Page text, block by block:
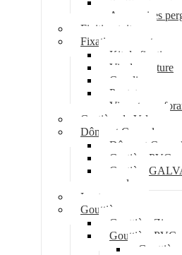
Accessoires
Finition toiture
Fixation couverture
Kit de fixation
Vis de couture
Cavalier
Pontet
Vis auto-
Costière de Velux
Dôme et Coupole
Dôme et Coupole
Costière PVC
Costière
coupoles
Lanterneau
Gouttière
Gouttière Zinc
Gouttière PVC